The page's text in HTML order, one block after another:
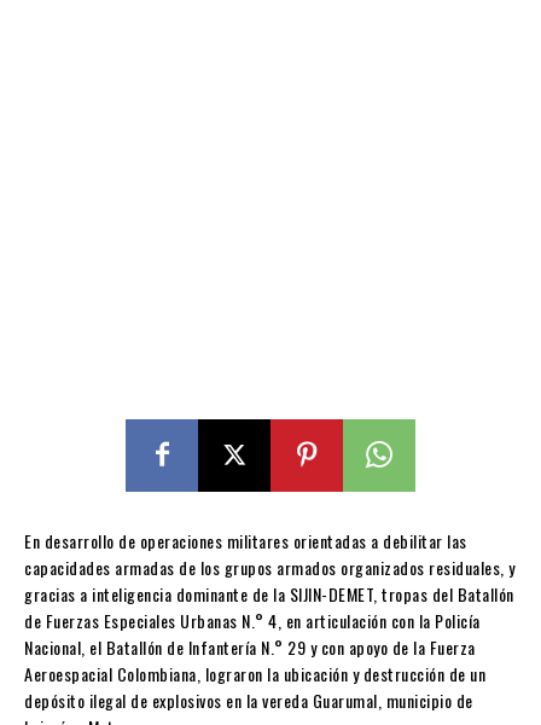
En desarrollo de operaciones militares orientadas a debilitar las
capacidades armadas de los grupos armados organizados residuales, y
gracias a inteligencia dominante de la SIJIN-DEMET, tropas del Batallón
de Fuerzas Especiales Urbanas N.° 4, en articulación con la Policía
Nacional, el Batallón de Infantería N.° 29 y con apoyo de la Fuerza
Aeroespacial Colombiana, lograron la ubicación y destrucción de un
depósito ilegal de explosivos en la vereda Guarumal, municipio de